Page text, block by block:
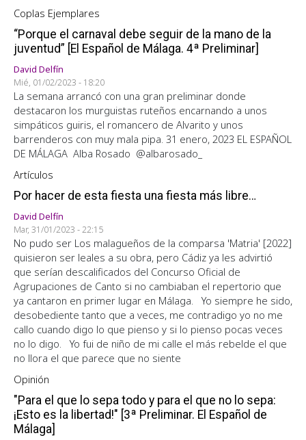
Coplas Ejemplares
“Porque el carnaval debe seguir de la mano de la
juventud” [El Español de Málaga. 4ª Preliminar]
David Delfín
Mié, 01/02/2023 - 18:20
La semana arrancó con una gran preliminar donde
destacaron los murguistas ruteños encarnando a unos
simpáticos guiris, el romancero de Alvarito y unos
barrenderos con muy mala pipa. 31 enero, 2023 EL ESPAÑOL
DE MÁLAGA Alba Rosado @albarosado_
Artículos
Por hacer de esta fiesta una fiesta más libre…
David Delfín
Mar, 31/01/2023 - 22:15
No pudo ser Los malagueños de la comparsa 'Matria' [2022]
quisieron ser leales a su obra, pero Cádiz ya les advirtió
que serían descalificados del Concurso Oficial de
Agrupaciones de Canto si no cambiaban el repertorio que
ya cantaron en primer lugar en Málaga. Yo siempre he sido,
desobediente tanto que a veces, me contradigo yo no me
callo cuando digo lo que pienso y si lo pienso pocas veces
no lo digo. Yo fui de niño de mi calle el más rebelde el que
no llora el que parece que no siente
Opinión
"Para el que lo sepa todo y para el que no lo sepa:
¡Esto es la libertad!" [3ª Preliminar. El Español de
Málaga]